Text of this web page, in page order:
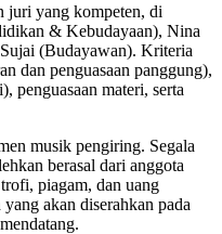
juri yang kompeten, di
& Kebudayaan), Nina
(Budayawan). Kriteria
dan penguasaan panggung),
penguasaan materi, serta
musik pengiring. Segala
berasal dari anggota
piagam, dan uang
akan diserahkan pada